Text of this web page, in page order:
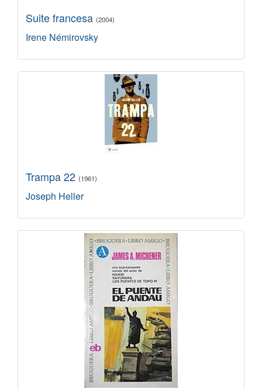
Suite francesa (2004)
Irene Némirovsky
Trampa 22 (1961)
Joseph Heller